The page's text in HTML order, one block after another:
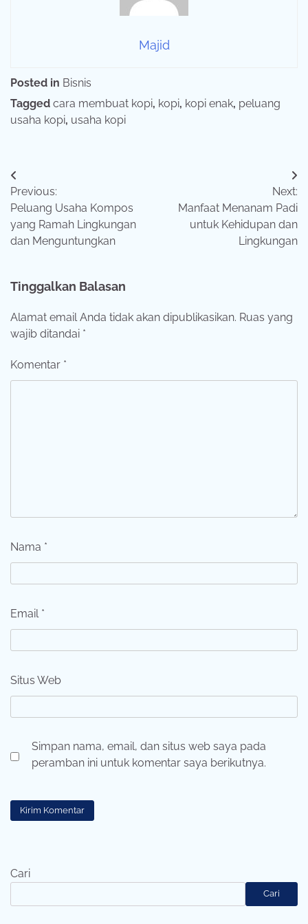
Majid
Posted in Bisnis
Tagged cara membuat kopi, kopi, kopi enak, peluang
usaha kopi, usaha kopi
Navigasi
pos
Previous:
Peluang Usaha Kompos
yang Ramah Lingkungan
dan Menguntungkan
Next:
Manfaat Menanam Padi
untuk Kehidupan dan
Lingkungan
Tinggalkan Balasan
Alamat email Anda tidak akan dipublikasikan. Ruas yang
wajib ditandai *
Komentar *
Nama *
Email *
Situs Web
Simpan nama, email, dan situs web saya pada
peramban ini untuk komentar saya berikutnya.
Cari
Cari